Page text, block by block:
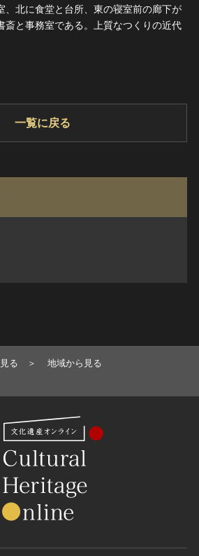
、北に食堂と台所、東の寝室前の廊下が
斎と事務室である。上質なつくりの近代
一覧に戻る
る
地域から見る